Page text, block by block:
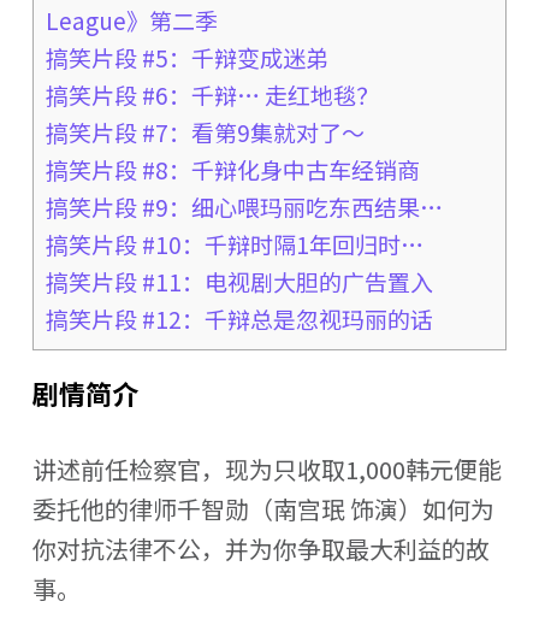
League》第二季
搞笑片段 #5：千辩变成迷弟
搞笑片段 #6：千辩… 走红地毯？
搞笑片段 #7：看第9集就对了～
搞笑片段 #8：千辩化身中古车经销商
搞笑片段 #9：细心喂玛丽吃东西结果…
搞笑片段 #10：千辩时隔1年回归时…
搞笑片段 #11：电视剧大胆的广告置入
搞笑片段 #12：千辩总是忽视玛丽的话
剧情简介
讲述前任检察官，现为只收取1,000韩元便能
委托他的律师千智勋（南宫珉 饰演）如何为
你对抗法律不公，并为你争取最大利益的故
事。